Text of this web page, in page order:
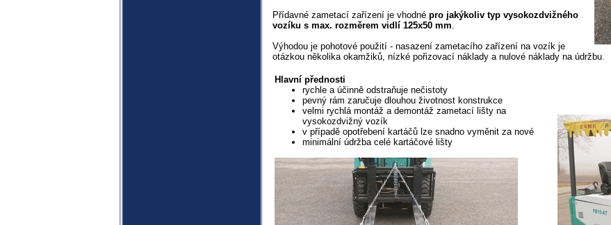
Přídavné zametací zařízení je vhodné pro jakýkoliv typ vysokozdvižného
vozíku s max. rozměrem vidlí 125x50 mm.
Výhodou je pohotové použití - nasazení zametacího zařízení na vozík je
otázkou několika okamžiků, nízké pořizovací náklady a nulové náklady na údržbu.
Hlavní přednosti
rychle a účinně odstraňuje nečistoty
pevný rám zaručuje dlouhou životnost konstrukce
velmi rychlá montáž a demontáž zametací lišty na
vysokozdvižný vozík
v případě opotřebení kartáčů lze snadno vyměnit za nové
minimální údržba celé kartáčové lišty